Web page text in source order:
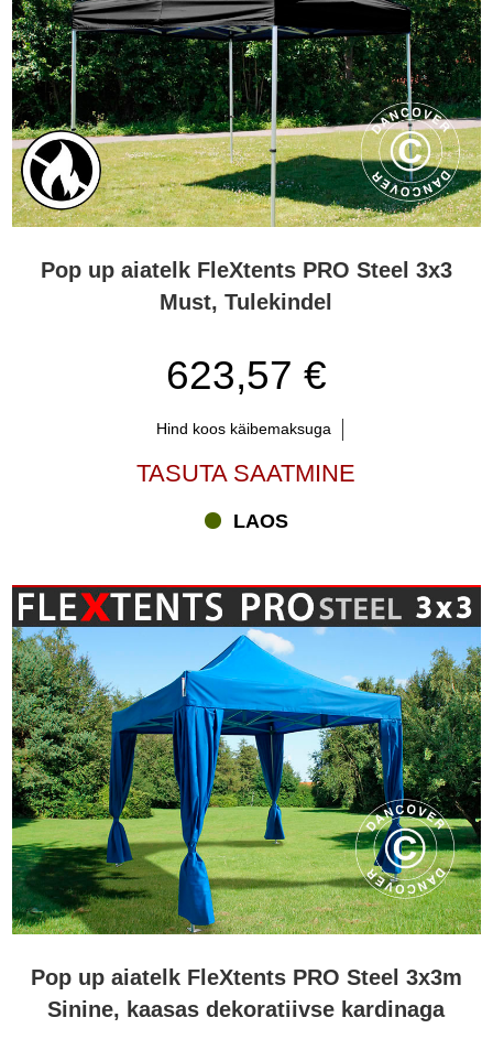
Pop up aiatelk FleXtents PRO Steel 3x3
Must, Tulekindel
623,57 €
Hind koos käibemaksuga
TASUTA SAATMINE
LAOS
Pop up aiatelk FleXtents PRO Steel 3x3m
Sinine, kaasas dekoratiivse kardinaga